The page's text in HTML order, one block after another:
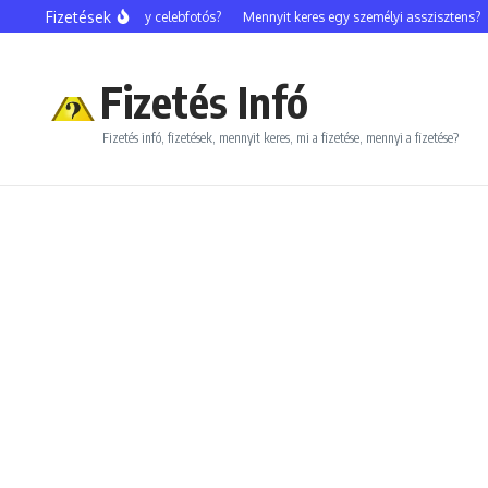
Ugrás a tartalomhoz
Fizetések
Mennyit keres egy celebfotós? Mennyit keres egy személyi asszisztens?
Fizetés Infó
Fizetés infó, fizetések, mennyit keres, mi a fizetése, mennyi a fizetése?